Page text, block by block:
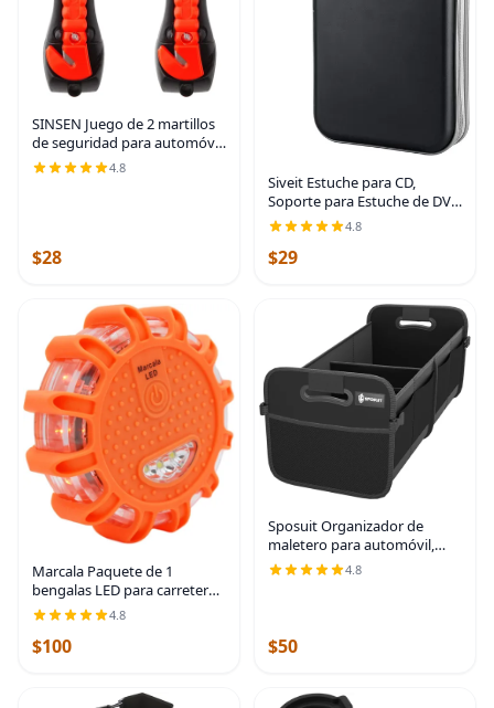
SINSEN Juego de 2 martillos
de seguridad para automóvil,
herramienta de escape de
emergencia, martillo de
4.8
$28
Siveit Estuche para CD,
Soporte para Estuche de DVD
con Capacidad para 96 Discos
de Plástico Duro, Estuches
para Discos CD DVD, Carpeta
4.8
$29
Marcala Paquete de 1
bengalas LED para carretera,
kit de emergencia LED para
automóvil, compatible con
DOT, bengalas de emergencia
4.8
$100
Sposuit Organizador de
maletero para automóvil,
almacenamiento plegable de
4.8
$50